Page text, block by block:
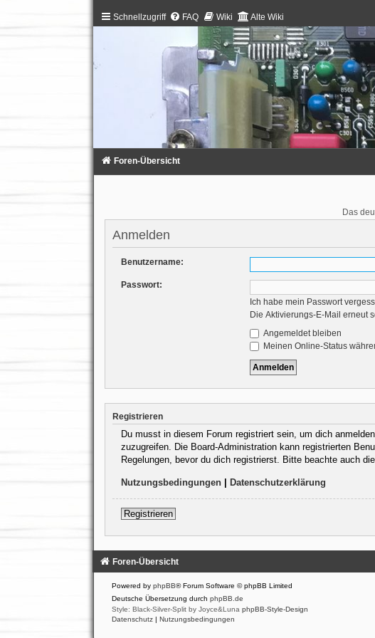
Schnellzugriff FAQ Wiki Alte Wiki
Foren-Übersicht
Das
Anmelden
Benutzername:
Passwort:
Ich habe mein Passwort
Die Aktivierungs-E-Mail erneut
Angemeldet bleiben
Meinen Online-Status
Registrieren
Du musst in diesem Forum registriert sein, um dich
zuzugreifen. Die Board-Administration kann registrierten
Regelungen, bevor du dich registrierst. Bitte beachte auch
Nutzungsbedingungen| Datenschutzerklärung
Registrieren
Foren-Übersicht
Powered by phpBB® Forum Software © phpBB Limited
Deutsche Übersetzung durch phpBB.de
Style: Black-Silver-Split by Joyce&Luna phpBB-Style-Design
Datenschutz | Nutzungsbedingungen